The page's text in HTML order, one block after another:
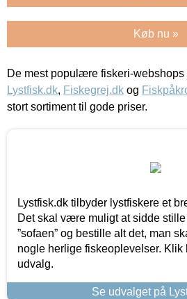
Køb nu »
De mest populære fiskeri-
Lystfisk.dk, Fiskegrej.dk og
stort sortiment til gode priser.
Lystfisk.dk tilbyder lystfiskere et
Det skal være muligt at sidde
”sofaen” og bestille alt det, man
nogle herlige fiskeoplevelser. Klik
udvalg.
Se udvalget på